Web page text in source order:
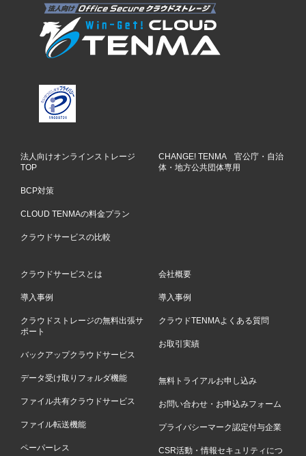
法人向けオンラインストレージ
TOP
BCP対策
CLOUD TENMAの料金プラン
クラウドサービスの比較
CHANGE! TENMA 官公庁・自治
体・地方公共団体専用
クラウドサービスとは
導入事例
クラウドストレージの無料出張サ
ポート
バックアップクラウドサービス
データ受け取りフォルダ機能
ファイル共有クラウドサービス
ファイル転送機能
ペーパーレス
会社概要
導入事例
クラウドTENMAよくある質問
お取引実績
無料トライアルお申し込み
お問い合わせ・お申込みフォーム
プライバシーマーク認定付与企業
CSR活動・情報セキュリティにつ